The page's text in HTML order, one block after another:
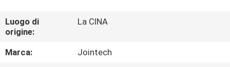
CIRCA
NOI
Luogo di
origine:
La CINA
Marca:
Jointech